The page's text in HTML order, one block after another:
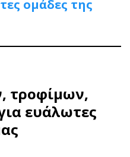
ομάδες της
τροφίμων,
ευάλωτες